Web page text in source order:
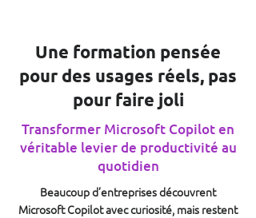
Une formation pensée
pour des usages réels, pas
pour faire joli
Transformer Microsoft Copilot en
véritable levier de productivité au
quotidien
Beaucoup d’entreprises découvrent
Microsoft Copilot avec curiosité, mais restent